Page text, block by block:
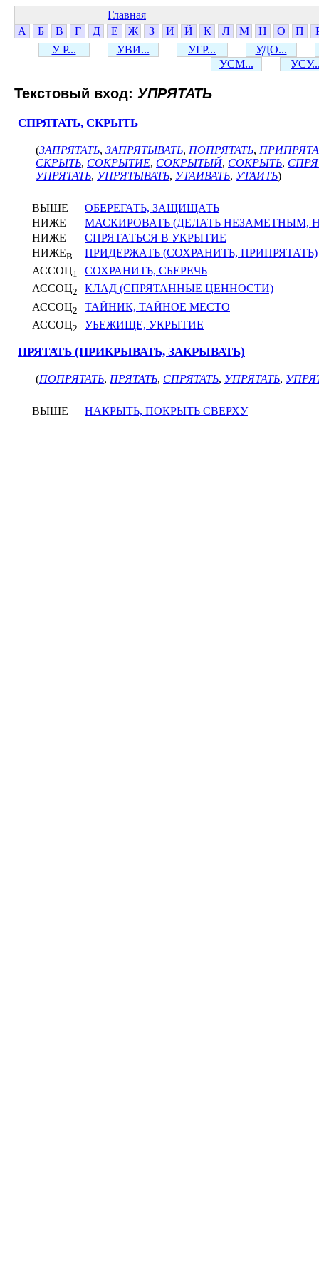
Главная
А
Б В Г Д Е Ж З И Й К Л М Н О П
У Р...
УВИ... УГР...
УДО...
УСМ...
Текстовый вход: УПРЯТАТЬ
СПРЯТАТЬ, СКРЫТЬ
(ЗАПРЯТАТЬ, ЗАПРЯТЫВАТЬ, ПОПРЯТАТЬ,
СКРЫТЬ, СОКРЫТИЕ, СОКРЫТЫЙ, СОКРЫТЬ,
УПРЯТАТЬ, УПРЯТЫВАТЬ, УТАИВАТЬ, УТАИТЬ)
ВЫШЕ
ОБЕРЕГАТЬ, ЗАЩИЩАТЬ
НИЖЕ
МАСКИРОВАТЬ (ДЕЛАТЬ НЕЗАМЕТНЫМ,
НИЖЕ
СПРЯТАТЬСЯ В УКРЫТИЕ
НИЖЕВ
ПРИДЕРЖАТЬ (СОХРАНИТЬ, ПРИПРЯТАТЬ)
АССОЦ1
СОХРАНИТЬ, СБЕРЕЧЬ
АССОЦ2
КЛАД (СПРЯТАННЫЕ ЦЕННОСТИ)
АССОЦ2
ТАЙНИК, ТАЙНОЕ МЕСТО
АССОЦ2 УБЕЖИЩЕ, УКРЫТИЕ
ПРЯТАТЬ (ПРИКРЫВАТЬ, ЗАКРЫВАТЬ)
(ПОПРЯТАТЬ, ПРЯТАТЬ, СПРЯТАТЬ, УПРЯТАТЬ,
ВЫШЕ НАКРЫТЬ, ПОКРЫТЬ СВЕРХУ